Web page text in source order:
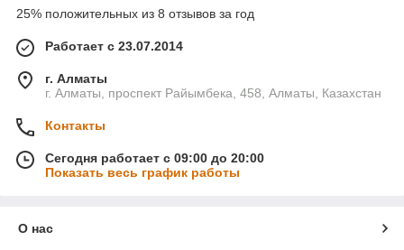
25% положительных из 8 отзывов за год
Работает с 23.07.2014
г. Алматы
г. Алматы, проспект Райымбека, 458, Алматы, Казахстан
Контакты
Сегодня работает с 09:00 до 20:00
Показать весь график работы
О нас